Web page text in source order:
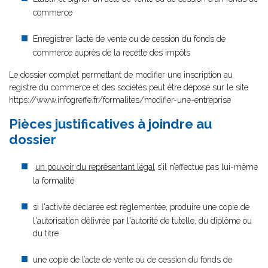
commerce
Enregistrer l’acte de vente ou de cession du fonds de
commerce auprès de la recette des impôts
Le dossier complet permettant de modifier une inscription au
registre du commerce et des sociétés peut être déposé sur le site
https://www.infogreffe.fr/formalites/modifier-une-entreprise
Pièces justificatives à joindre au
dossier
un pouvoir du représentant légal s’il n’effectue pas lui-même
la formalité
si l'activité déclarée est réglementée, produire une copie de
l'autorisation délivrée par l'autorité de tutelle, du diplôme ou
du titre
une copie de l’acte de vente ou de cession du fonds de